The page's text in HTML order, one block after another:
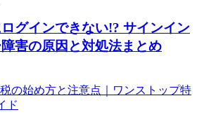
グインできない!? サインイン
害の原因と対処法まとめ